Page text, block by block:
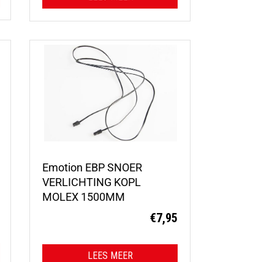
Emotion EBP SNOER
VERLICHTING KOPL
MOLEX 1500MM
€7,95
LEES MEER